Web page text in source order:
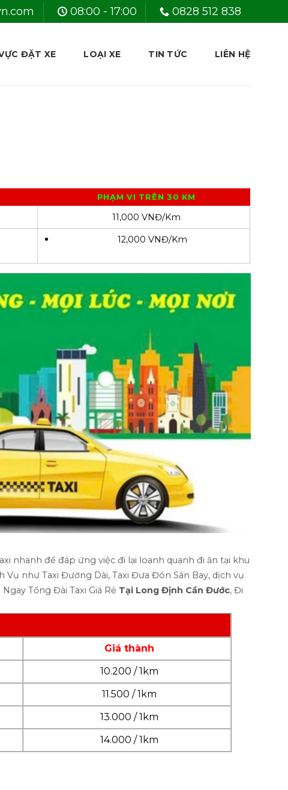
08:00 - 17:00 0828 512 838
ĐẶT XE LOẠI XE TIN TỨC LIÊN HỆ
PHẠM VI TRÊN 30 KM
11,000 VNĐ/Km
12,000 VNĐ/Km
nhanh để đáp ứng việc đi lại loanh quanh đi ăn tại khu
Vụ như Taxi Đường Dài, Taxi Đưa Đón Sân Bay, dịch vụ
Tổng Đài Taxi Giá Rẻ Tại Long Định Cần Đước, Đi
Giá thành
10.200 / 1km
11.500 / 1km
13.000 / 1km
14.000 / 1km